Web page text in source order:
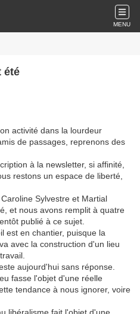
MENU
été
activité dans la lourdeur
de passages, reprenons des
à la newsletter, si affinité,
restons un espace de liberté,
Sylvestre et Martial
et nous avons remplit à quatre
publié à ce sujet.
est en chantier, puisque la
avec la construction d'un lieu
aujourd'hui sans réponse.
fasse l'objet d'une réelle
tendance à nous ignorer, voire